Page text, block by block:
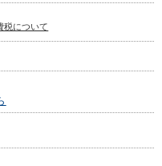
税について